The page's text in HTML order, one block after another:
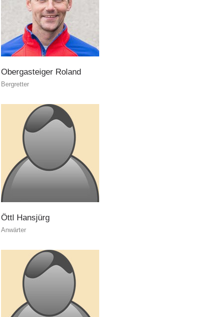
ITAT 3023 - START
ITAT 4112 - RESYST
Obergasteiger Roland
Bergretter
Öttl Hansjürg
Anwärter